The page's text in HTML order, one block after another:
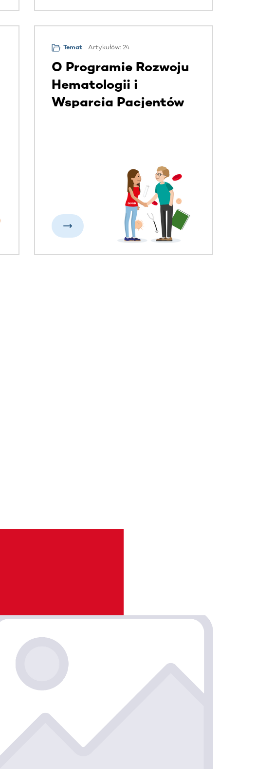
Temat Artykułów: 24
O Programie Rozwoju
Hematologii i
Wsparcia Pacjentów